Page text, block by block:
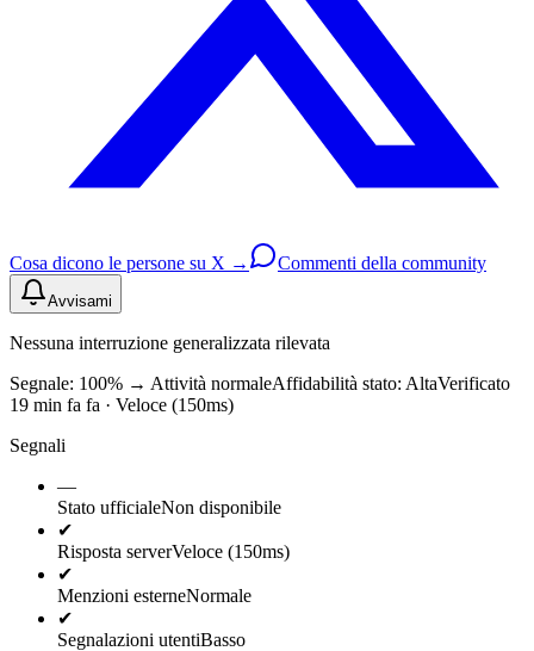
Cosa dicono le persone su X → Commenti della community
Avvisami
Nessuna interruzione generalizzata rilevata
Segnale: 100% → Attività normaleAffidabilità stato: AltaVerificato
19 min fa fa · Veloce (150ms)
Segnali
—
Stato ufficialeNon disponibile
✔
Risposta serverVeloce (150ms)
✔
Menzioni esterneNormale
✔
Segnalazioni utentiBasso